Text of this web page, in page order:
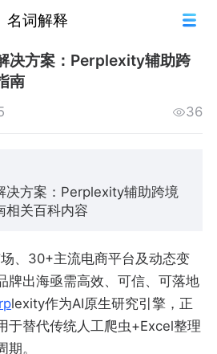
名词解释
决方案：Perplexity辅助跨
南
36
决方案：Perplexity辅助跨境
相关百科内容
、30+主流电商平台及动态变
牌出海亟需高效、可信、可落地
lexity作为AI原生研究引擎，正
于替代传统人工爬虫+Excel整理
。